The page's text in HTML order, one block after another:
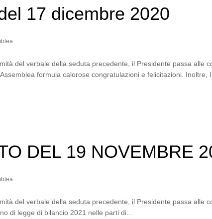
17 dicembre 2020
del verbale della seduta precedente, il Presidente passa
formula calorose congratulazioni e felicitazioni. Inoltre,
DEL 19 NOVEMBRE
del verbale della seduta precedente, il Presidente passa
di legge di bilancio 2021 nelle parti di…